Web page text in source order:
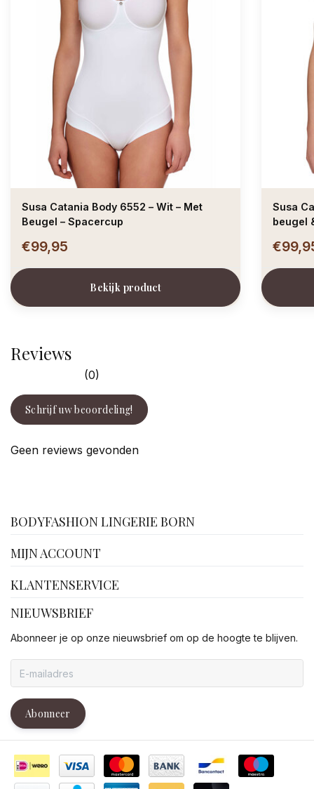
Susa Catania Body 6552 – Wit – Met
Beugel – Spacercup
€99,95
Bekijk product
Susa
beugel
Reviews
(0)
Schrijf uw beoordeling!
Geen reviews gevonden
BODYFASHION LINGERIE BORN
MIJN ACCOUNT
KLANTENSERVICE
NIEUWSBRIEF
Abonneer je op onze nieuwsbrief om op de hoogte te blijven.
Abonneer